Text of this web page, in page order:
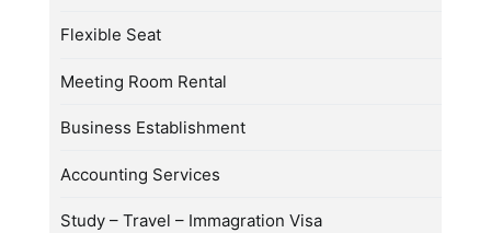
Flexible Seat
Meeting Room Rental
Business Establishment
Accounting Services
Study – Travel – Immagration Visa